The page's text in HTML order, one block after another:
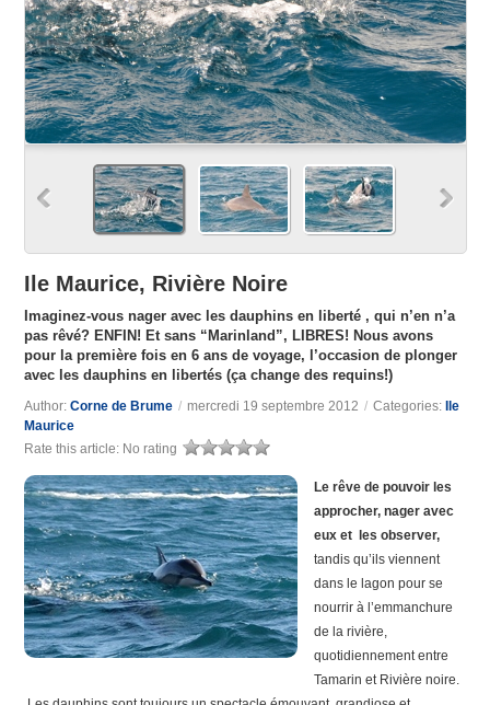
Ile Maurice, Rivière Noire
Imaginez-vous nager avec les dauphins en liberté , qui n’en n’a
pas rêvé? ENFIN! Et sans “Marinland”, LIBRES! Nous avons
pour la première fois en 6 ans de voyage, l’occasion de plonger
avec les dauphins en libertés (ça change des requins!)
Author:Corne de Brume / mercredi 19 septembre 2012 / Categories:
Ile
Maurice
Rate this article: No rating
Le rêve de pouvoir les
approcher, nager avec
eux et les observer,
tandis qu’ils viennent
dans le lagon pour se
nourrir à l’emmanchure
de la rivière,
quotidiennement entre
Tamarin et Rivière noire.